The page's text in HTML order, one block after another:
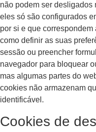
não podem ser desligados
eles só são configurados
por si e que
como definir as suas
sessão ou preencher
navegador para bloquear
mas algumas partes do
cookies não armazenam
identificável.
Cookies de